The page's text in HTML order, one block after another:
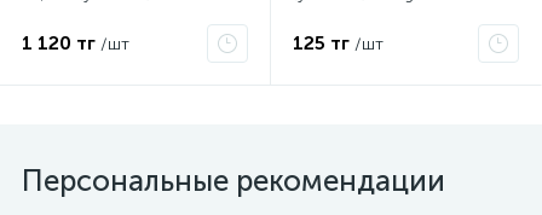
1 120 тг /шт 125 тг /шт
Персональные рекомендации